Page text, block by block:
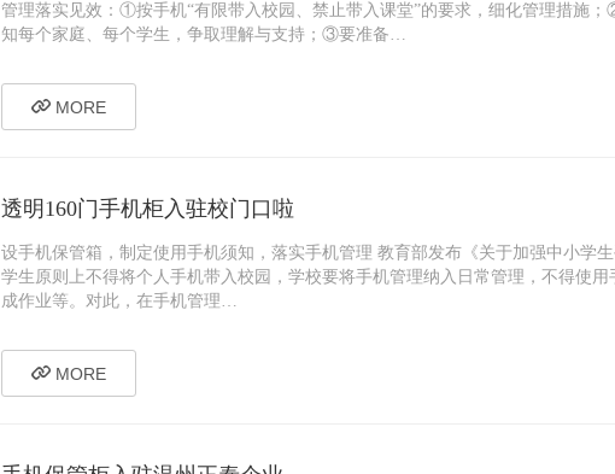
管理落实见效：①按手机“有限带入校园、禁止带入课堂”的要求，细化管理措施
知每个家庭、每个学生，争取理解与支持；③要准备…
MORE
透明160门手机柜入驻校门口啦
设手机保管箱，制定使用手机须知，落实手机管理 教育部发布《关于加强中小学
学生原则上不得将个人手机带入校园，学校要将手机管理纳入日常管理，不得使
成作业等。对此，在手机管理…
MORE